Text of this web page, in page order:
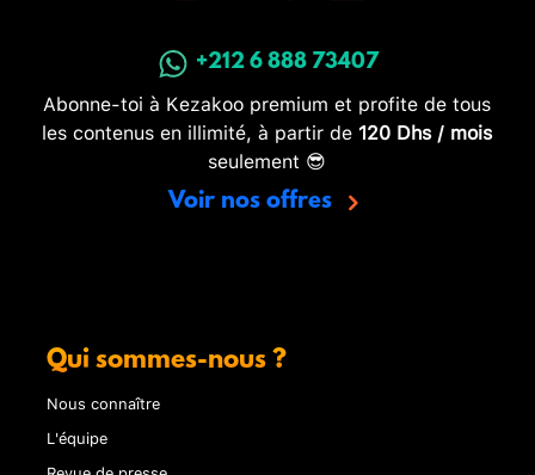
+212 6 888 73407
Abonne-toi à Kezakoo premium et profite de tous
les contenus en illimité, à partir de 120 Dhs / mois
seulement 😎
Voir nos offres
Qui sommes-nous ?
Nous connaître
L'équipe